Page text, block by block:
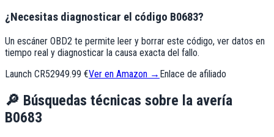
¿Necesitas diagnosticar el código B0683?
Un escáner OBD2 te permite leer y borrar este código, ver datos en
tiempo real y diagnosticar la causa exacta del fallo.
Launch CR52949.99 €Ver en Amazon → Enlace de afiliado
🔎 Búsquedas técnicas sobre la avería
B0683